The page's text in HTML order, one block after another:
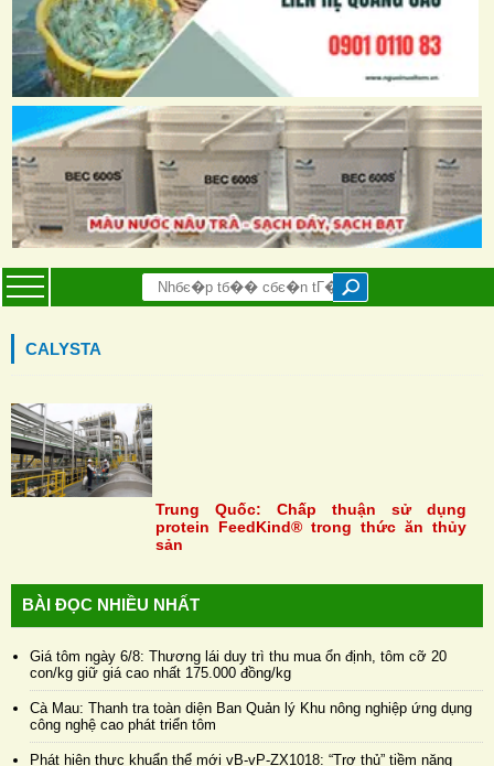
CALYSTA
Trung Quốc: Chấp thuận sử dụng
protein FeedKind® trong thức ăn thủy
sản
BÀI ĐỌC NHIỀU NHẤT
Giá tôm ngày 6/8: Thương lái duy trì thu mua ổn định, tôm cỡ 20
con/kg giữ giá cao nhất 175.000 đồng/kg
Cà Mau: Thanh tra toàn diện Ban Quản lý Khu nông nghiệp ứng dụng
công nghệ cao phát triển tôm
Phát hiện thực khuẩn thể mới vB-vP-ZX1018: “Trợ thủ” tiềm năng